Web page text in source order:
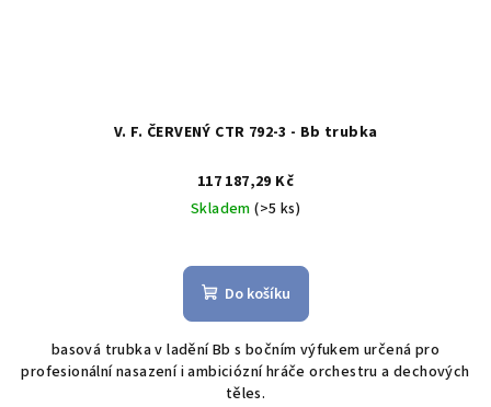
V. F. ČERVENÝ CTR 792-3 - Bb trubka
117 187,29 Kč
Skladem(>5 ks)
Do košíku
basová trubka v ladění Bb s bočním výfukem určená pro
profesionální nasazení i ambiciózní hráče orchestru a dechových
těles.